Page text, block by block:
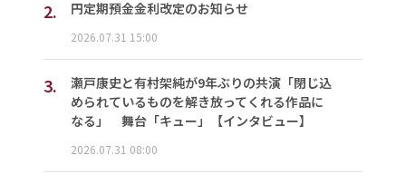
2. 円定期預金金利改定のお知らせ
2026.07.31 15:00
3.
瀬戸康史と有村架純が9年ぶりの共演「閉じ込
められているものを解き放ってくれる作品に
なる」 舞台「キュー」【インタビュー】
2026.07.31 08:00